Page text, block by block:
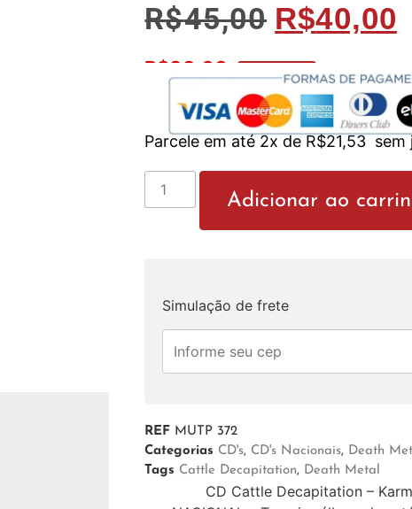
R$45,00 R$40,00
R$38,00
Parcele em até 2x de R$21,53 sem
Adicionar ao
Simulação de frete
REF MUTP 372
Categorias CD's, CD's Nacionais, Death
Tags Cattle Decapitation, Death Metal
CD Cattle Decapitation –